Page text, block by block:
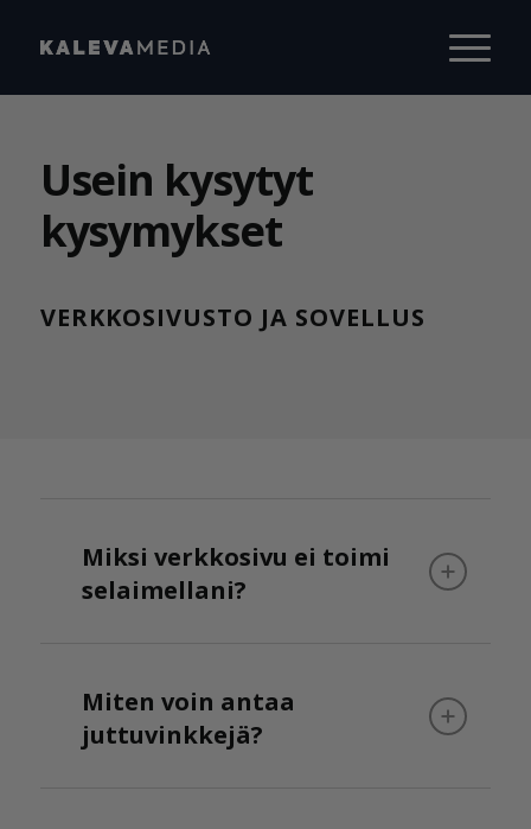
Usein kysytyt
kysymykset
VERKKOSIVUSTO JA SOVELLUS
Miksi verkkosivu ei toimi
selaimellani?
Miten voin antaa
juttuvinkkejä?